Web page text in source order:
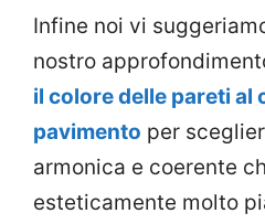
Infine noi vi
nostro
il colore delle pareti al
pavimento per
armonica e coerente
esteticamente molto